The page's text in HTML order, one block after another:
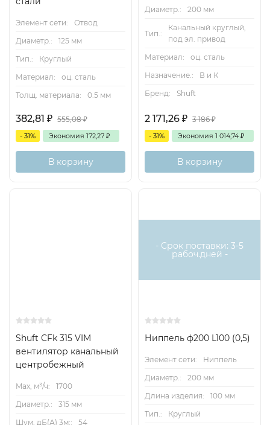
Элемент сети:
Отвод
Диаметр.:
125 мм
Тип.:
Круглый
Материал:
оц. сталь
Толщ. материала:
0.5 мм
382,81 ₽ 555,08₽
- 31% Экономия 172,27 ₽
В корзину
Диаметр.: 200 мм
Тип.:
Канальный круглый,
под эл. привод
Материал:
оц. сталь
Назначение.:
В и К
Бренд:
Shuft
2 171,26 ₽ 3 186₽
- 31% Экономия 1 014,74 ₽
В корзину
Shuft CFk 315 VIM
вентилятор канальный
центробежный
Max, м³/ч:
1700
Диаметр.:
315 мм
Шум, дБ(А) 3м::
54
- Срок поставки: 3-5
рабоч.дней -
Ниппель ф200 L100 (0,5)
Элемент сети:
Ниппель
Диаметр.:
200 мм
Длина изделия:
100 мм
Тип.:
Круглый